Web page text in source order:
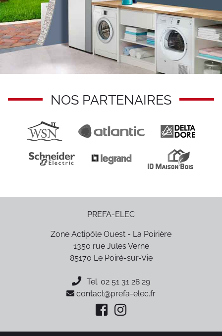
NOS PARTENAIRES
PREFA-ELEC
Zone Actipôle Ouest - La Poirière
1350 rue Jules Verne
85170 Le Poiré-sur-Vie
Tel. 02 51 31 28 29
contact@prefa-elec.fr